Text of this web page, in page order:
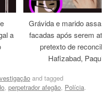
a
Grávida e marido
facadas após serem
pretexto de
Hafizabad,
and tagged
, perpetrador afegão, Polícia.